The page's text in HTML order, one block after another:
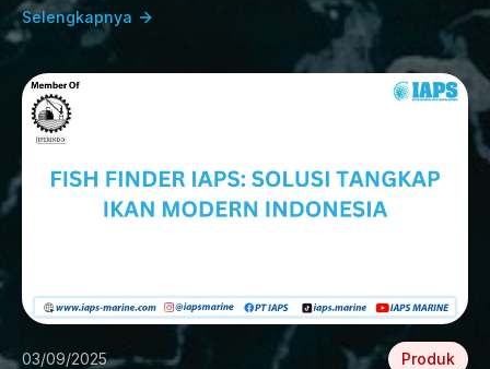
Selengkapnya
03/09/2025 Produk